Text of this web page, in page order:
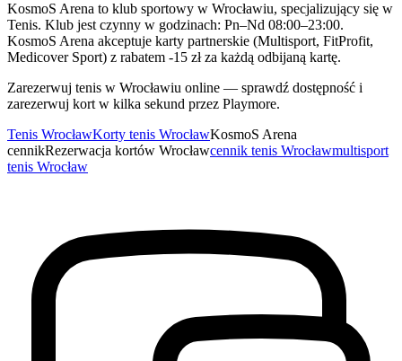
KosmoS Arena to klub sportowy w Wrocławiu, specjalizujący się w
Tenis. Klub jest czynny w godzinach: Pn–Nd 08:00–23:00.
KosmoS Arena akceptuje karty partnerskie (Multisport, FitProfit,
Medicover Sport) z rabatem -15 zł za każdą odbijaną kartę.
Zarezerwuj tenis w Wrocławiu online — sprawdź dostępność i
zarezerwuj kort w kilka sekund przez Playmore.
Tenis WrocławKorty tenis WrocławKosmoS Arena
cennikRezerwacja kortów Wrocławcennik tenis Wrocławmultisport
tenis Wrocław